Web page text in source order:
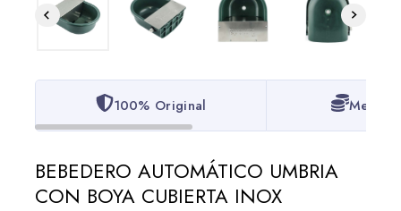
100% Original Mejor
BEBEDERO AUTOMÁTICO UMBRIA
CON BOYA CUBIERTA INOX